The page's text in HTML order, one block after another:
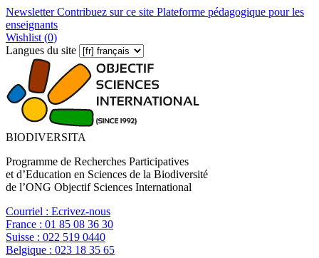
NewsletterContribuez sur ce site Plateforme pédagogique pour les
enseignants
Wishlist (0)
Langues du site
BIODIVERSITA
Programme de Recherches Participatives
et d’Education en Sciences de la Biodiversité
de l’ONG Objectif Sciences International
Courriel : Ecrivez-nous
France : 01 85 08 36 30
Suisse : 022 519 0440
Belgique : 023 18 35 65